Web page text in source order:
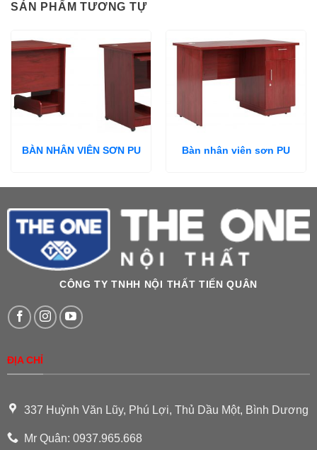
SẢN PHẨM TƯƠNG TỰ
BÀN NHÂN VIÊN SƠN PU Bàn nhân viên sơn PU
CÔNG TY TNHH NỘI THẤT TIẾN QUÂN
ĐỊA CHỈ
337 Huỳnh Văn Lũy, Phú Lợi, Thủ Dầu Một, Bình Dương
Mr Quân: 0937.965.668